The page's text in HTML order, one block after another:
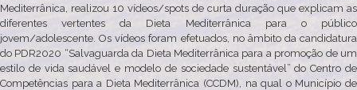
Mediterrânica, realizou 10 vídeos/spots de curta duração que explicam as
diferentes vertentes da Dieta Mediterrânica para o público
jovem/adolescente. Os vídeos foram efetuados, no âmbito da candidatura
do PDR2020 “Salvaguarda da Dieta Mediterrânica para a promoção de um
estilo de vida saudável e modelo de sociedade sustentável” do Centro de
Competências para a Dieta Mediterrânica (CCDM), na qual o Município de